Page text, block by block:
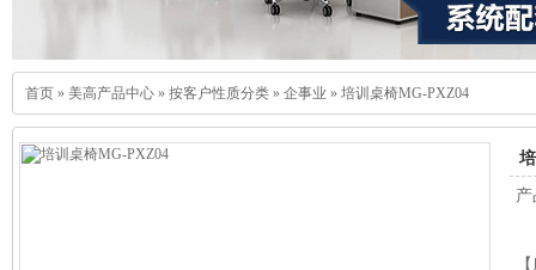
首页 » 美高产品中心 » 按客户性质分类 » 企事业 » 培训桌椅MG-PXZ04